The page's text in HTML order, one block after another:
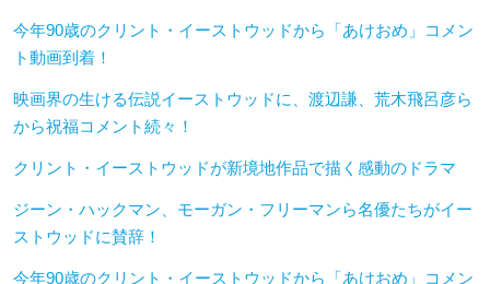
今年90歳のクリント・イーストウッドから「あけおめ」コメン
ト動画到着！
映画界の生ける伝説イーストウッドに、渡辺謙、荒木飛呂彦ら
から祝福コメント続々！
クリント・イーストウッドが新境地作品で描く感動のドラマ
ジーン・ハックマン、モーガン・フリーマンら名優たちがイー
ストウッドに賛辞！
今年90歳のクリント・イーストウッドから「あけおめ」コメン